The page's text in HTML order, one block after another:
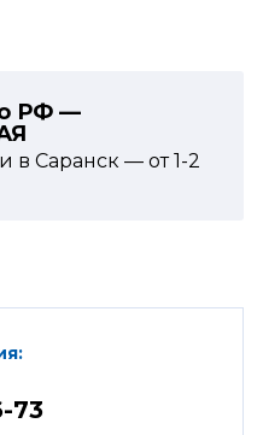
РФ —
в Саранск — от1-2
73